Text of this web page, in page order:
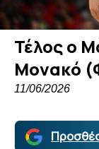
Τέλος ο
Μονακό
11/06/2026